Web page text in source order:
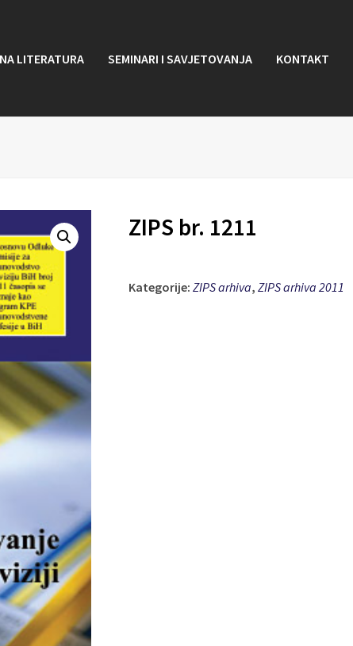
LITERATURA SEMINARI I SAVJETOVANJA KONTAKT
ZIPS br. 1211
Kategorije:ZIPS arhiva,ZIPS arhiva 2011